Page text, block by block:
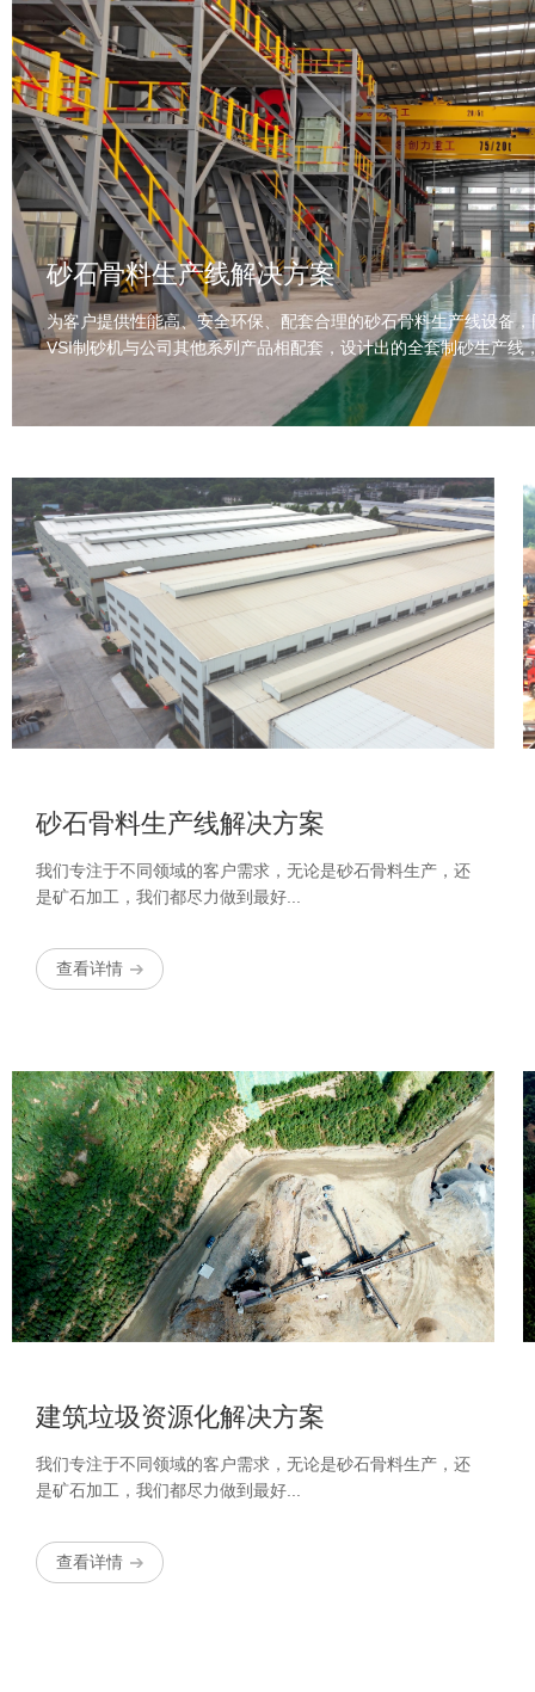
砂石骨料生产线解决方案
为客户提供性能高、安全环保、配套合理的砂石骨料生产线设备
VSI制砂机与公司其他系列产品相配套，设计出的全套制砂生产线
砂石骨料生产线解决方案
我们专注于不同领域的客户需求，无论是砂石骨料生产，还
是矿石加工，我们都尽力做到最好...
查看详情
建筑垃圾资源化解决方案
我们专注于不同领域的客户需求，无论是砂石骨料生产，还
是矿石加工，我们都尽力做到最好...
查看详情